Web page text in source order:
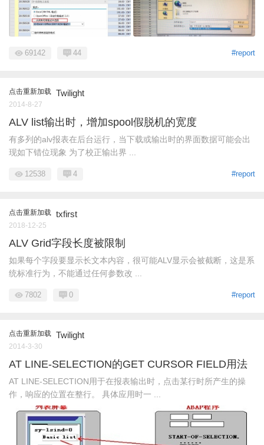
#report
69142 44
点击重新加载 Twilight
2014-8-27
ALV list输出时，增加spool假脱机的宽度
有多列的alv报表在后台运行，当下载或输出时的界面数据可能会出
现如下错位现象 为了校正输出界 ...
#report
12538 4
点击重新加载 txfirst
2018-12-25
ALV Grid字段长度被限制
如果每个字段要显示长文本内容，很可能ALV显示会被截断，这是系
统标准行为，不能通过任何参数改 ...
#report
7802 0
点击重新加载 Twilight
2014-3-30
AT LINE-SELECTION的GET CURSOR FIELD用法
AT LINE-SELECTION用于在报表输出时，点击某行时所产生的操
作，响应的位置在整行。 具体应用时一 ...